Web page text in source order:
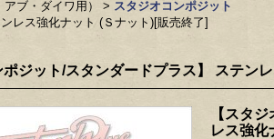
ブ・ダイワ用） > スタジオコンポジット
レス強化ナット (Ｓナット)[販売終了]
ポジット/スタンダードプラス】 ステン
【スタ
レス強化